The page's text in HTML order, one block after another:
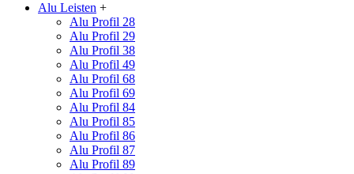
Alu Leisten +
Alu Profil 28
Alu Profil 29
Alu Profil 38
Alu Profil 49
Alu Profil 68
Alu Profil 69
Alu Profil 84
Alu Profil 85
Alu Profil 86
Alu Profil 87
Alu Profil 89